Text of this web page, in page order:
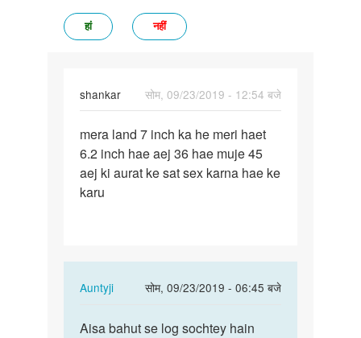
हां नहीं
shankar
सोम, 09/23/2019 - 12:54 बजे
mera
land
7
inch
mera land 7 inch ka he meri haet
6.2 inch hae aej 36 hae muje 45
aej ki aurat ke sat sex karna hae ke
karu
Auntyji
सोम, 09/23/2019 - 06:45 बजे
In
to
Aisa
Aisa bahut se log sochtey hain